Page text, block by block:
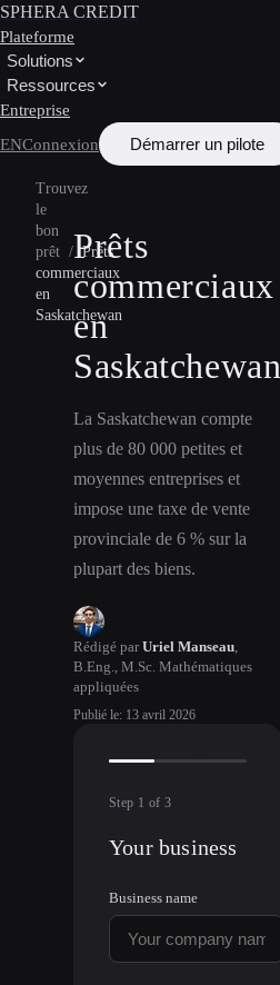
SPHERA CREDIT
Plateforme
Solutions
Ressources
Entreprise
ENConnexion Démarrer un pilote
Trouvez
le
bon
prêt / Prêts
commerciaux
en
Saskatchewan
Prêts
commerciaux
en
Saskatchewan
La Saskatchewan compte
plus de 80 000 petites et
moyennes entreprises et
impose une taxe de vente
provinciale de 6 % sur la
plupart des biens.
Rédigé par Uriel Manseau
B.Eng., M.Sc. Mathématiques
appliquées
Publié le: 13 avril 2026
Step 1 of 3
Your business
Business name